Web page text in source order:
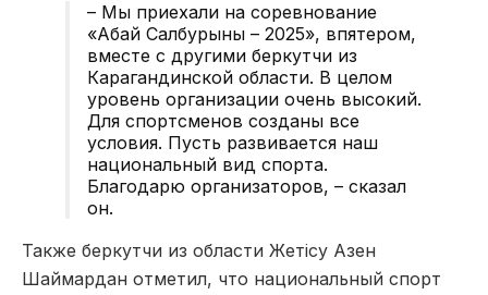
– Мы приехали на соревнование
«Абай Салбурыны – 2025», впятером,
вместе с другими беркутчи из
Карагандинской области. В целом
уровень организации очень высокий.
Для спортсменов созданы все
условия. Пусть развивается наш
национальный вид спорта.
Благодарю организаторов, – сказал
он.
Также беркутчи из области Жетісу Азен
Шаймардан отметил, что национальный спорт